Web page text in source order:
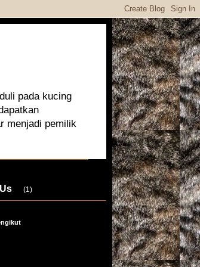
pada kucing
menjadi pemilik
(1)